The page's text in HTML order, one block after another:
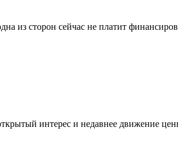
из сторон сейчас не платит
интерес и недавнее движение